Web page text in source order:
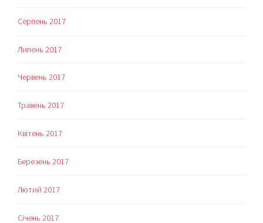
Серпень 2017
Липень 2017
Червень 2017
Травень 2017
Квітень 2017
Березень 2017
Лютий 2017
Січень 2017